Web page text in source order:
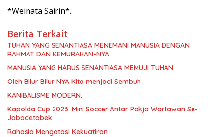
*Weinata Sairin*.
Berita Terkait
TUHAN YANG SENANTIASA MENEMANI MANUSIA DENGAN
RAHMAT DAN KEMURAHAN-NYA
MANUSIA YANG HARUS SENANTIASA MEMUJI TUHAN
Oleh Bilur Bilur NYA Kita menjadi Sembuh
KANIBALISME MODERN.
Kapolda Cup 2023: Mini Soccer Antar Pokja Wartawan Se-
Jabodetabek
Rahasia Mengatasi Kekuatiran